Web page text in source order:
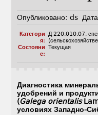
Опубликовано: ds
Категори
я:
Д 220.010.07,
Состояни
е:
Текущая
Диагностика
удобрений и
(Galega orientalis
условиях Западно-